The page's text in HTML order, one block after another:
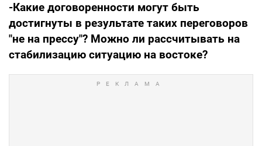
-Какие договоренности могут быть
достигнуты в результате таких переговоров
"не на прессу"? Можно ли рассчитывать на
стабилизацию ситуацию на востоке?